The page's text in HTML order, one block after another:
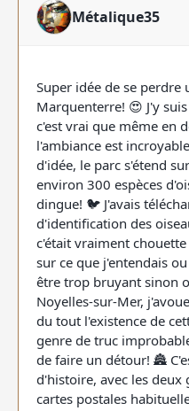
Métalique35
Super idée de se perdre
Marquenterre! 😍 J'y
c'est vrai que même en
l'ambiance est
d'idée, le parc s'étend
environ 300 espèces
dingue! 🐦 J'avais
d'identification des
c'était vraiment
sur ce que j'entendais
être trop bruyant sinon
Noyelles-sur-Mer,
du tout l'existence de
genre de truc
de faire un détour! 🏯
d'histoire, avec les deux
cartes postales